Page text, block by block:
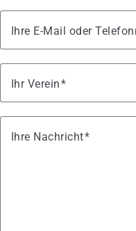
Ihre E-Mail oder
Ihr Verein
Ihre Nachricht